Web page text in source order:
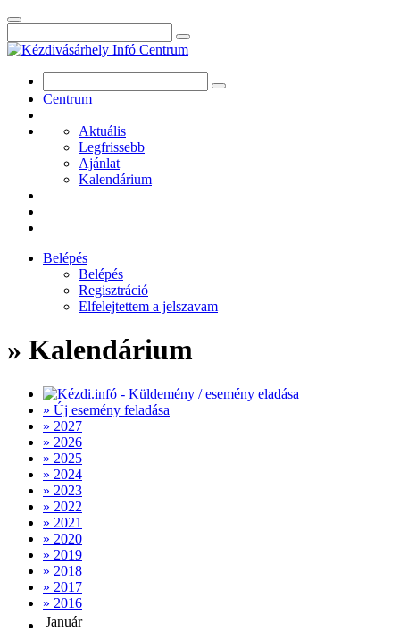
Centrum
Aktuális
Legfrissebb
Ajánlat
Kalendárium
Belépés
Belépés
Regisztráció
Elfelejtettem a jelszavam
» Kalendárium
» Új esemény feladása
» 2027
» 2026
» 2025
» 2024
» 2023
» 2022
» 2021
» 2020
» 2019
» 2018
» 2017
» 2016
Január